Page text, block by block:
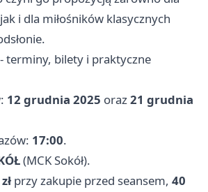
i dla miłośników klasycznych
terminy, bilety i praktyczne
12 grudnia 2025 oraz21 grudnia
17:00.
(MCK Sokół).
przy zakupie przed seansem, 40